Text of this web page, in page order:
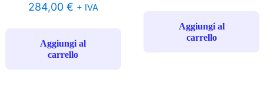
284,00 € + IVA
Aggiungi al
carrello
Aggiungi al
carrello